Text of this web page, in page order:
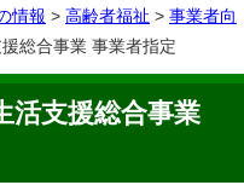
情報 > 高齢者福祉 > 事業者向
総合事業 事業者指定
活支援総合事業